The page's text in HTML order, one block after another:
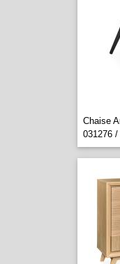
Chaise
031276